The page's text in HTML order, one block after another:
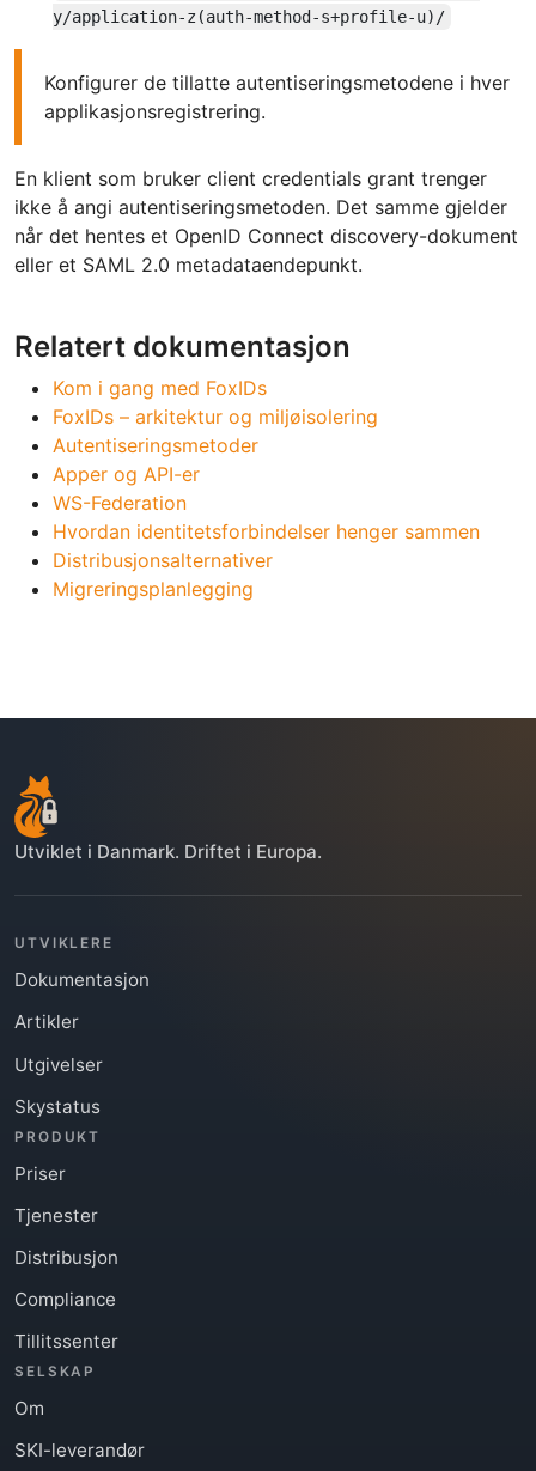
y/application-z(auth-method-s+profile-u)/
Konfigurer de tillatte autentiseringsmetodene i hver
applikasjonsregistrering.
En klient som bruker client credentials grant trenger
ikke å angi autentiseringsmetoden. Det samme gjelder
når det hentes et OpenID Connect discovery-dokument
eller et SAML 2.0 metadataendepunkt.
Relatert dokumentasjon
Kom i gang med FoxIDs
FoxIDs – arkitektur og miljøisolering
Autentiseringsmetoder
Apper og API-er
WS-Federation
Hvordan identitetsforbindelser henger sammen
Distribusjonsalternativer
Migreringsplanlegging
Utviklet i Danmark. Driftet i Europa.
UTVIKLERE
Dokumentasjon
Artikler
Utgivelser
Skystatus
PRODUKT
Priser
Tjenester
Distribusjon
Compliance
Tillitssenter
SELSKAP
Om
SKI-leverandør